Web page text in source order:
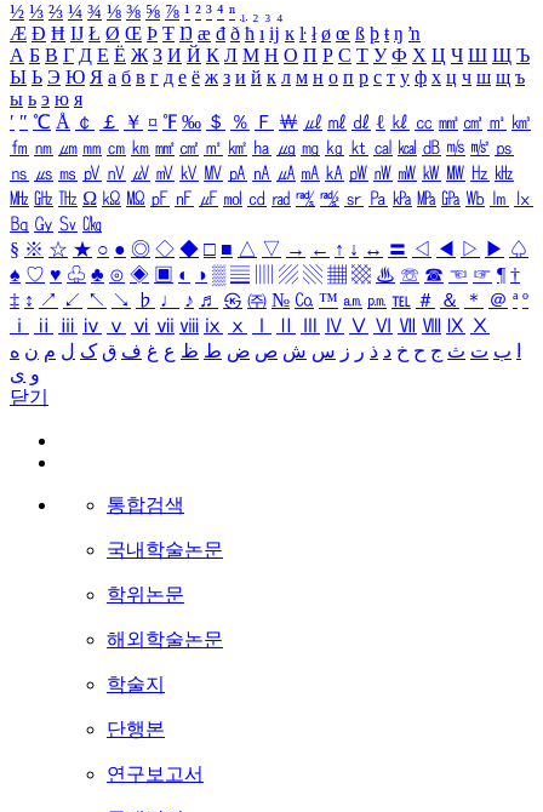
½ ⅓ ⅔ ¼ ¾ ⅛ ⅜ ⅝ ⅞ ¹ ² ³ ⁴ ⁿ ₁ ₂ ₃ ₄
Æ Ð Ħ Ĳ Ł Ø Œ Þ Ŧ Ŋ æ đ ð ħ ı ĳ ĸ ŀ ł ø œ ß þ ŧ ŋ ŉ
А Б В Г Д Е Ё Ж З И Й К Л М Н О П Р С Т У Ф Х Ц Ч Ш Щ Ъ
Ы Ь Э Ю Я а б в г д е ё ж з и й к л м н о п р с т у ф х ц ч ш щ ъ
ы ь э ю я
′ ″ ℃ Å ￠ ￡ ￥ ¤ ℉ ‰ ＄ ％ Ｆ ￦ ㎕ ㎖ ㎗ ℓ ㎘ ㏄ ㎣ ㎤ ㎥ ㎦
㎙ ㎚ ㎛ ㎜ ㎝ ㎞ ㎟ ㎠ ㎡ ㎢ ㏊ ㎍ ㎎ ㎏ ㏏ ㎈ ㎉ ㏈ ㎧ ㎨ ㎰
㎱ ㎲ ㎳ ㎴ ㎵ ㎶ ㎷ ㎸ ㎹ ㎀ ㎁ ㎂ ㎃ ㎄ ㎺ ㎻ ㎽ ㎾ ㎿ ㎐ ㎑
㎒ ㎓ ㎔ Ω ㏀ ㏁ ㎊ ㎋ ㎌ ㏖ ㏅ ㎭ ㎮ ㎯ ㏛ ㎩ ㎪ ㎫ ㎬ ㏝ ㏐
㏓
㏃ ㏉ ㏜ ㏆
§ ※ ☆ ★ ○ ● ◎ ◇ ◆ □ ■ △ ▽ → ← ↑ ↓ ↔ 〓 ◁ ◀ ▷ ▶ ♤
♠ ♡ ♥ ♧ ♣ ⊙ ◈ ▣ ◐ ◑ ▒ ▤ ▨ ▧ ▦ ▩ ♨ ☏ ☎ ☜ ☞ ¶ †
‡ ↕ ↗ ↙ ↖ ↘ ♭ ♩ ♪ ♬ ㉿ ㈜ № ㏇ ™ ㏂ ㏘ ℡ ＃ ＆ ＊ ＠ ª º
ⅰ
ⅱ ⅲ ⅳ ⅴ ⅵ ⅶ ⅷ ⅸ ⅹ Ⅳ Ⅴ Ⅵ Ⅶ Ⅷ Ⅸ Ⅹ
ب ت ث ج ح خ د ذ ر ز س ش ص ض ط ظ ع غ ف ق ک ل م ن ه
و ی
닫기
통합검색
국내학술논문
학위논문
해외학술논문
학술지
단행본
연구보고서